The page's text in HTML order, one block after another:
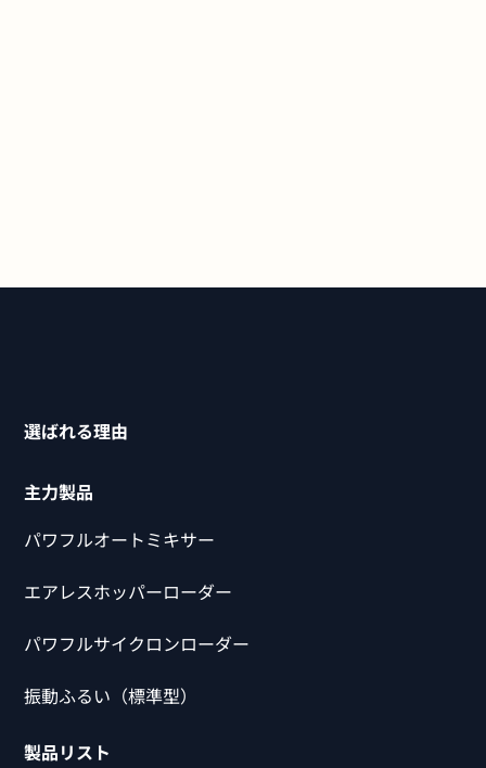
選ばれる理由
主力製品
パワフルオートミキサー
エアレスホッパーローダー
パワフルサイクロンローダー
振動ふるい（標準型）
製品リスト